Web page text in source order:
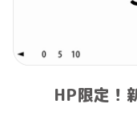
HP限定！